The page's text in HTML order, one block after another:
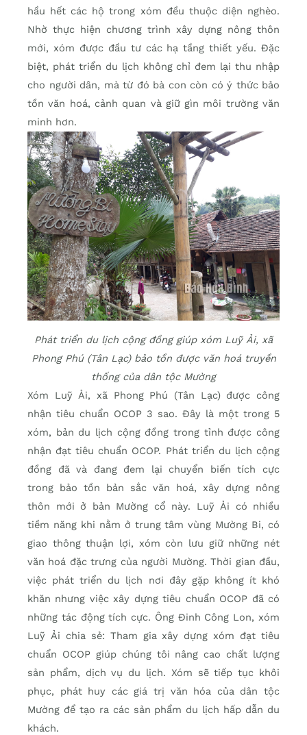
hầu hết các hộ trong xóm đều thuộc diện nghèo.
Nhờ thực hiện chương trình xây dựng nông thôn
mới, xóm được đầu tư các hạ tầng thiết yếu. Đặc
biệt, phát triển du lịch không chỉ đem lại thu nhập
cho người dân, mà từ đó bà con còn có ý thức bảo
tồn văn hoá, cảnh quan và giữ gìn môi trường văn
minh hơn.
Phát triển du lịch cộng đồng giúp xóm Luỹ Ải, xã
Phong Phú (Tân Lạc) bảo tồn được văn hoá truyền
thống của dân tộc Mường
Xóm Luỹ Ải, xã Phong Phú (Tân Lạc) được công
nhận tiêu chuẩn OCOP 3 sao. Đây là một trong 5
xóm, bản du lịch cộng đồng trong tỉnh được công
nhận đạt tiêu chuẩn OCOP. Phát triển du lịch cộng
đồng đã và đang đem lại chuyển biến tích cực
trong bảo tồn bản sắc văn hoá, xây dựng nông
thôn mới ở bản Mường cổ này. Luỹ Ải có nhiều
tiềm năng khi nằm ở trung tâm vùng Mường Bi, có
giao thông thuận lợi, xóm còn lưu giữ những nét
văn hoá đặc trưng của người Mường. Thời gian đầu,
việc phát triển du lịch nơi đây gặp không ít khó
khăn nhưng việc xây dựng tiêu chuẩn OCOP đã có
những tác động tích cực. Ông Đinh Công Lon, xóm
Luỹ Ải chia sẻ: Tham gia xây dựng xóm đạt tiêu
chuẩn OCOP giúp chúng tôi nâng cao chất lượng
sản phẩm, dịch vụ du lịch. Xóm sẽ tiếp tục khôi
phục, phát huy các giá trị văn hóa của dân tộc
Mường để tạo ra các sản phẩm du lịch hấp dẫn du
khách.